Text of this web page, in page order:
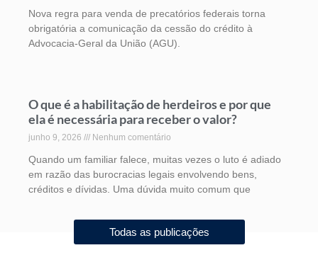
Nova regra para venda de precatórios federais torna
obrigatória a comunicação da cessão do crédito à
Advocacia-Geral da União (AGU).
O que é a habilitação de herdeiros e por que
ela é necessária para receber o valor?
junho 9, 2026 Nenhum comentário
Quando um familiar falece, muitas vezes o luto é adiado
em razão das burocracias legais envolvendo bens,
créditos e dívidas. Uma dúvida muito comum que
Todas as publicações